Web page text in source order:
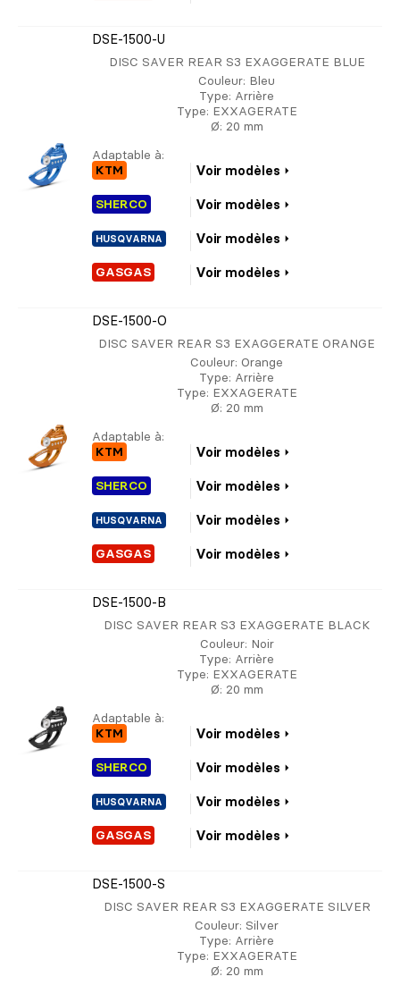
DSE-1500-U
DISC SAVER REAR S3 EXAGGERATE BLUE
Couleur: Bleu
Type: Arrière
Type: EXXAGERATE
Ø: 20 mm
Adaptable à:
KTM
Voir modèles
SHERCO Voir modèles
HUSQVARNA Voir modèles
GASGAS Voir modèles
DSE-1500-O
DISC SAVER REAR S3 EXAGGERATE ORANGE
Couleur: Orange
Type: Arrière
Type: EXXAGERATE
Ø: 20 mm
Adaptable à:
KTM
Voir modèles
SHERCO Voir modèles
HUSQVARNA Voir modèles
GASGAS Voir modèles
DSE-1500-B
DISC SAVER REAR S3 EXAGGERATE BLACK
Couleur: Noir
Type: Arrière
Type: EXXAGERATE
Ø: 20 mm
Adaptable à:
KTM
Voir modèles
SHERCO Voir modèles
HUSQVARNA Voir modèles
GASGAS Voir modèles
DSE-1500-S
DISC SAVER REAR S3 EXAGGERATE SILVER
Couleur: Silver
Type: Arrière
Type: EXXAGERATE
Ø: 20 mm